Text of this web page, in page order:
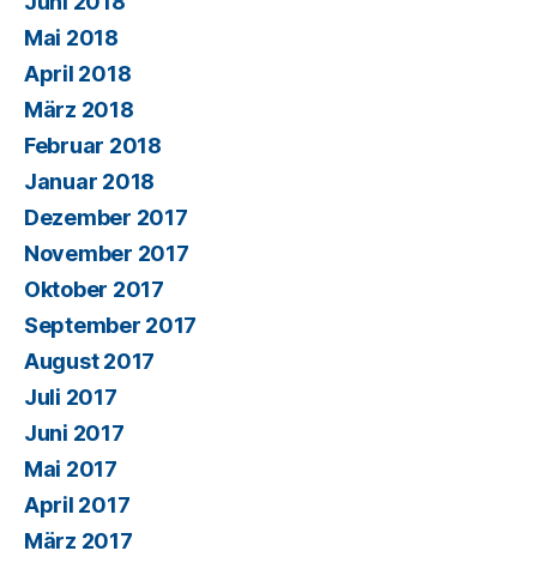
Mai 2018
April 2018
März 2018
Februar 2018
Januar 2018
Dezember 2017
November 2017
Oktober 2017
September 2017
August 2017
Juli 2017
Juni 2017
Mai 2017
April 2017
März 2017